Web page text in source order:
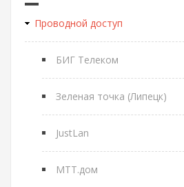
Проводной доступ
БИГ Телеком
Зеленая точка (Липецк)
JustLan
МТТ.дом